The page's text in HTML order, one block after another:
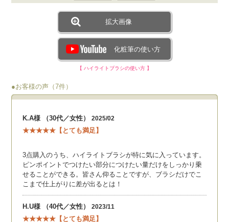
拡大画像
化粧筆の使い方
【 ハイライトブラシの使い方 】
●お客様の声（7件）
K.A様 （30代／女性）2025/02
★★★★★【とても満足】
3点購入のうち、ハイライトブラシが特に気に入っています。
ピンポイントでつけたい部分につけたい量だけをしっかり乗
せることができる。皆さん仰ることですが、ブラシだけでこ
こまで仕上がりに差が出るとは！
H.U様 （40代／女性）2023/11
★★★★★【とても満足】